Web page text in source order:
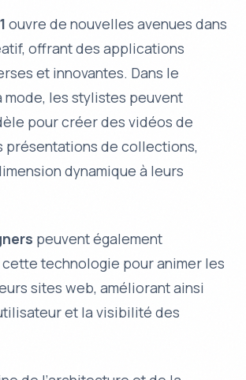
ouvre de nouvelles avenues dans
offrant des applications
et innovantes. Dans le
mode, les stylistes peuvent
pour créer des vidéos de
présentations de collections,
dynamique à leurs
peuvent également
technologie pour animer les
sites web, améliorant ainsi
et la visibilité des